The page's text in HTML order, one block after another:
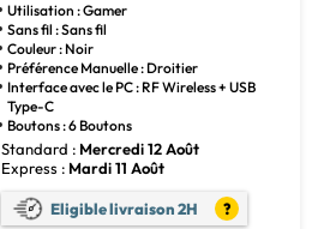
Utilisation : Gamer
Sans fil : Sans fil
Couleur : Noir
Préférence Manuelle : Droitier
Interface avec le PC : RF Wireless + USB
Type-C
Boutons : 6 Boutons
Standard : Mercredi 12 Août
Express : Mardi 11 Août
Eligible livraison 2H ?